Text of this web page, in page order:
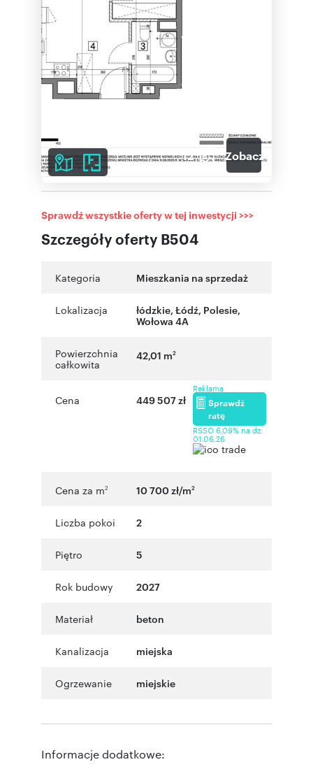
12 Zobacz galerię
Szczegóły oferty B504
Sprawdź wszystkie oferty w tej inwestycji >>>
Kategoria Mieszkania na sprzedaż
Lokalizacja łódzkie, Łódź, Polesie,
Wołowa 4A
Powierzchnia
całkowita
42,01 m2
Cena 449 507 zł
Reklama
Sprawdź
ratę
RSSO 6,09% na dz.
01.06.26
Cena za m2 10 700 zł/m2
Liczba pokoi 2
Piętro 5
Rok budowy 2027
Materiał beton
Kanalizacja miejska
Ogrzewanie miejskie
Informacje dodatkowe: